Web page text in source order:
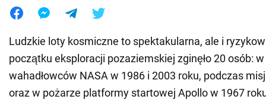
Ludzkie loty kosmiczne to spektakularna, ale i
początku eksploracji pozaziemskiej zginęło 20 osób:
wahadłowców NASA w 1986 i 2003 roku, podczas
oraz w pożarze platformy startowej Apollo w 1967